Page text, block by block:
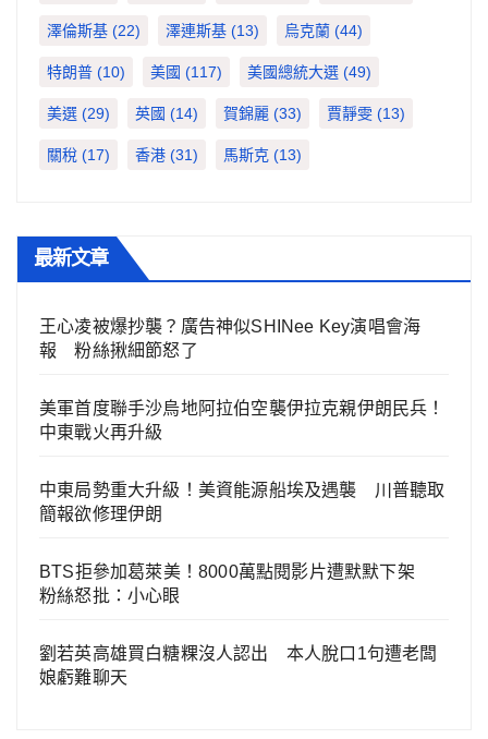
澤倫斯基 (22) 澤連斯基 (13) 烏克蘭 (44)
特朗普 (10) 美國 (117) 美國總統大選 (49)
美選 (29) 英國 (14) 賀錦麗 (33) 賈靜雯 (13)
關稅 (17) 香港 (31) 馬斯克 (13)
最新文章
王心凌被爆抄襲？廣告神似SHINee Key演唱會海
報 粉絲揪細節怒了
美軍首度聯手沙烏地阿拉伯空襲伊拉克親伊朗民兵！
中東戰火再升級
中東局勢重大升級！美資能源船埃及遇襲 川普聽取
簡報欲修理伊朗
BTS拒參加葛萊美！8000萬點閱影片遭默默下架
粉絲怒批：小心眼
劉若英高雄買白糖粿沒人認出 本人脫口1句遭老闆
娘虧難聊天